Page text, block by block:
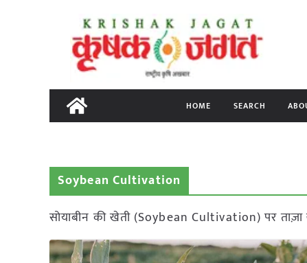
content
HOME SEARCH
Soybean Cultivation
सोयाबीन की खेती (Soybean Cultivation) पर